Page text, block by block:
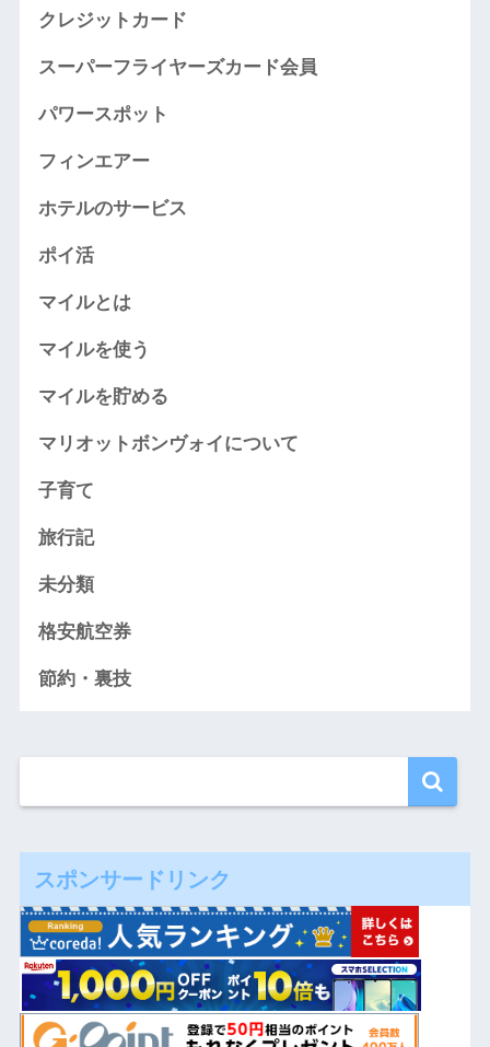
クレジットカード
スーパーフライヤーズカード会員
パワースポット
フィンエアー
ホテルのサービス
ポイ活
マイルとは
マイルを使う
マイルを貯める
マリオットボンヴォイについて
子育て
旅行記
未分類
格安航空券
節約・裏技
スポンサードリンク